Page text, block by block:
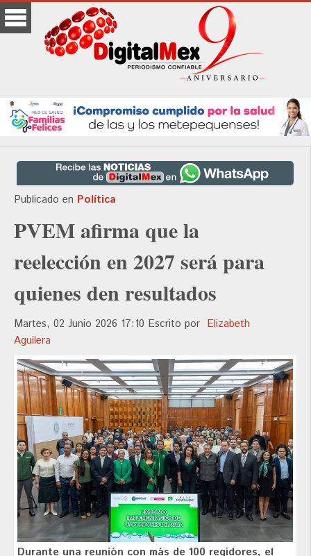
Publicado en Política
PVEM afirma que la
reelección en 2027 será para
quienes den resultados
Martes, 02 Junio 2026 17:10 Escrito por Elizabeth
Aguilera
Durante una reunión con más de 100 regidores, el